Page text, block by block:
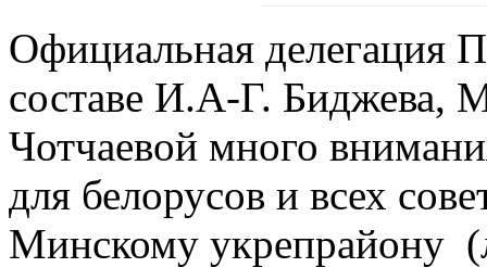
Официальная делегация
составе И.А-Г.
Чотчаевой много
для белорусов и всех
Минскому укрепрайону